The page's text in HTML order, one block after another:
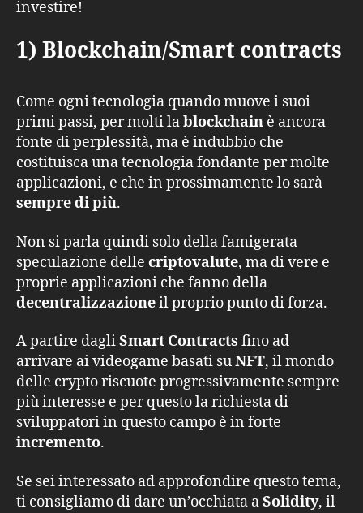
investire!
1) Blockchain/Smart contracts
Come ogni tecnologia quando muove i suoi
primi passi, per molti lablockchain è ancora
fonte di perplessità, ma è indubbio che
costituisca una tecnologia fondante per molte
applicazioni, e che in prossimamente lo sarà
sempre di più.
Non si parla quindi solo della famigerata
speculazione delle criptovalute, ma di vere e
proprie applicazioni che fanno della
decentralizzazioneil proprio punto di forza.
A partire dagliSmart Contracts fino ad
arrivare ai videogame basati suNFT, il mondo
delle crypto riscuote progressivamente sempre
più interesse e per questo la richiesta di
sviluppatori in questo campo è in forte
incremento.
Se sei interessato ad approfondire questo tema,
ti consigliamo di dare un’occhiata aSolidity, il